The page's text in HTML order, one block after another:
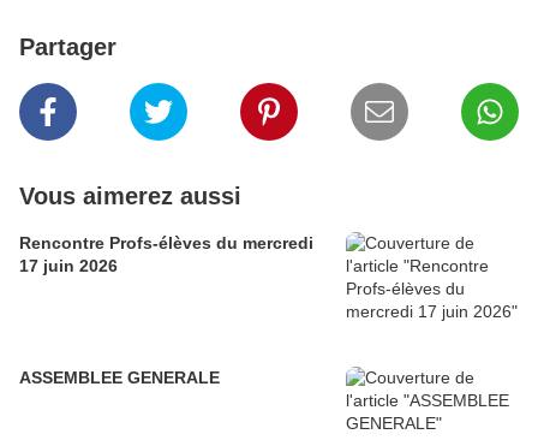
Partager
Vous aimerez aussi
Rencontre Profs-élèves du mercredi
17 juin 2026
ASSEMBLEE GENERALE